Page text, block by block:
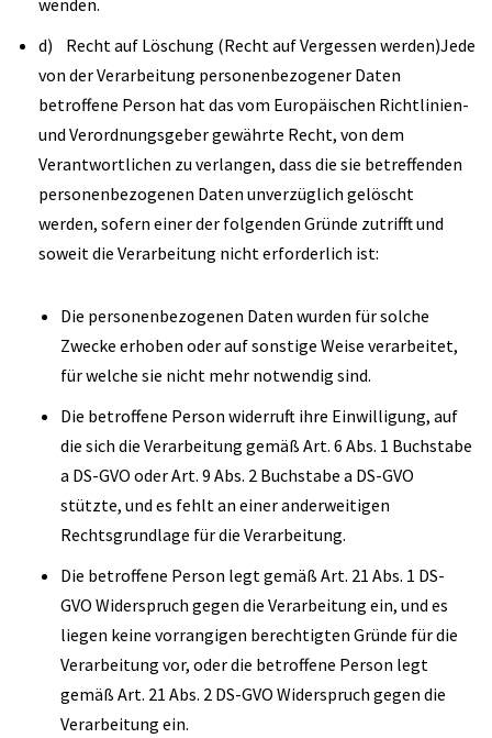
wenden.
d) Recht auf Löschung (Recht auf Vergessen werden)Jede
von der Verarbeitung personenbezogener Daten
betroffene Person hat das vom Europäischen Richtlinien-
und Verordnungsgeber gewährte Recht, von dem
Verantwortlichen zu verlangen, dass die sie betreffenden
personenbezogenen Daten unverzüglich gelöscht
werden, sofern einer der folgenden Gründe zutrifft und
soweit die Verarbeitung nicht erforderlich ist:
Die personenbezogenen Daten wurden für solche
Zwecke erhoben oder auf sonstige Weise verarbeitet,
für welche sie nicht mehr notwendig sind.
Die betroffene Person widerruft ihre Einwilligung, auf
die sich die Verarbeitung gemäß Art. 6 Abs. 1 Buchstabe
a DS-GVO oder Art. 9 Abs. 2 Buchstabe a DS-GVO
stützte, und es fehlt an einer anderweitigen
Rechtsgrundlage für die Verarbeitung.
Die betroffene Person legt gemäß Art. 21 Abs. 1 DS-
GVO Widerspruch gegen die Verarbeitung ein, und es
liegen keine vorrangigen berechtigten Gründe für die
Verarbeitung vor, oder die betroffene Person legt
gemäß Art. 21 Abs. 2 DS-GVO Widerspruch gegen die
Verarbeitung ein.